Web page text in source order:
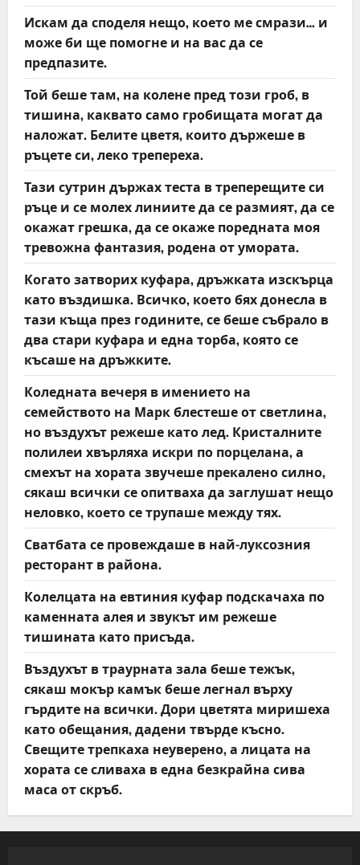
Искам да споделя нещо, което ме смрази… и
може би ще помогне и на вас да се
предпазите.
Той беше там, на колене пред този гроб, в
тишина, каквато само гробищата могат да
наложат. Белите цветя, които държеше в
ръцете си, леко трепереха.
Тази сутрин държах теста в треперещите си
ръце и се молех линиите да се размият, да се
окажат грешка, да се окаже поредната моя
тревожна фантазия, родена от умората.
Когато затворих куфара, дръжката изскърца
като въздишка. Всичко, което бях донесла в
тази къща през годините, се беше събрало в
два стари куфара и една торба, която се
късаше на дръжките.
Коледната вечеря в имението на
семейството на Марк блестеше от светлина,
но въздухът режеше като лед. Кристалните
полилеи хвърляха искри по порцелана, а
смехът на хората звучеше прекалено силно,
сякаш всички се опитваха да заглушат нещо
неловко, което се трупаше между тях.
Сватбата се провеждаше в най-луксозния
ресторант в района.
Колелцата на евтиния куфар подскачаха по
каменната алея и звукът им режеше
тишината като присъда.
Въздухът в траурната зала беше тежък,
сякаш мокър камък беше легнал върху
гърдите на всички. Дори цветята миришеха
като обещания, дадени твърде късно.
Свещите трепкаха неуверено, а лицата на
хората се сливаха в една безкрайна сива
маса от скръб.